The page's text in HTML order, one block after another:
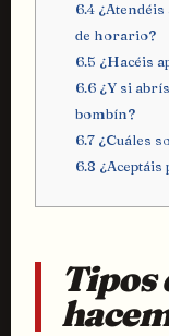
6.4¿Atendéis
de horario?
6.5 ¿Hacéis
6.6¿Y si
bombín?
6.7¿Cuáles
6.8 ¿Aceptáis
Tipos